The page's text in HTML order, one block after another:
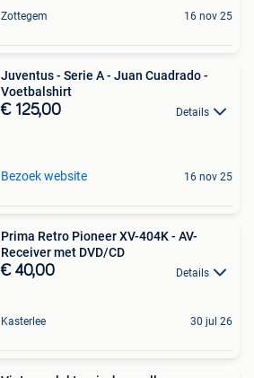
Zottegem 16 nov 25
Juventus - Serie A - Juan Cuadrado -
Voetbalshirt
€ 125,00 Details
Bezoek website 16 nov 25
Prima Retro Pioneer XV-404K - AV-
Receiver met DVD/CD
€ 40,00 Details
Kasterlee 30 jul 26